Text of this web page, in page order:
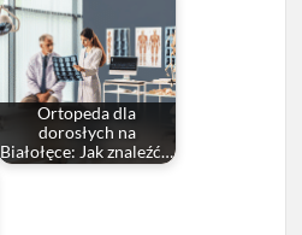
Ortopeda dla
dorosłych na
Białołęce: Jak znaleźć…